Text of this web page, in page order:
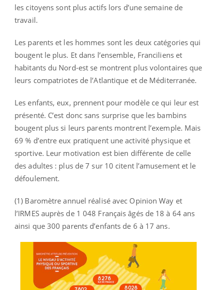
les citoyens sont plus actifs lors d’une semaine de
travail.
Les parents et les hommes sont les deux catégories qui
bougent le plus. Et dans l’ensemble, Franciliens et
habitants du Nord-est se montrent plus volontaires que
leurs compatriotes de l’Atlantique et de Méditerranée.
Les enfants, eux, prennent pour modèle ce qui leur est
présenté. C’est donc sans surprise que les bambins
bougent plus si leurs parents montrent l’exemple. Mais
69 % d’entre eux pratiquent une activité physique et
sportive. Leur motivation est bien différente de celle
des adultes : plus de 7 sur 10 citent l’amusement et le
défoulement.
(1) Baromètre annuel réalisé avec Opinion Way et
l’IRMES auprès de 1 048 Français âgés de 18 à 64 ans
ainsi que 300 parents d’enfants de 6 à 17 ans.